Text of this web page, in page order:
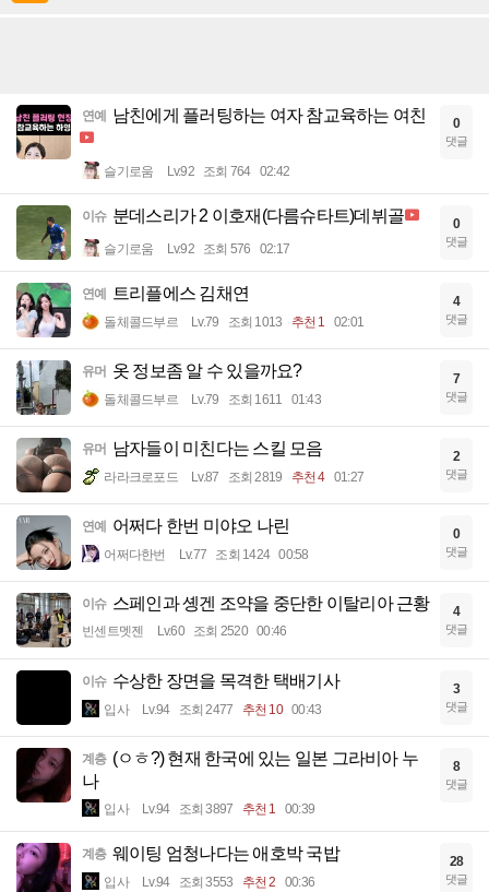
연예 남친에게 플러팅하는 여자 참교육하는 여친
슬기로움 Lv.92 조회 764 02:42
0
댓글
이슈 분데스리가 2 이호재(다름슈타트)데뷔골
슬기로움 Lv.92 조회 576 02:17
0
댓글
연예 트리플에스 김채연
돌체콜드부르 Lv.79 조회 1013 추천 1 02:01
4
댓글
유머 옷 정보좀 알 수 있을까요?
돌체콜드부르 Lv.79 조회 1611 01:43
7
댓글
유머 남자들이 미친다는 스킬 모음
라라크로포드 Lv.87 조회 2819 추천 4 01:27
2
댓글
연예 어쩌다 한번 미야오 나린
어쩌다한번 Lv.77 조회 1424 00:58
0
댓글
이슈 스페인과 솅겐 조약을 중단한 이탈리아 근황
빈센트멧젠 Lv.60 조회 2520 00:46
4
댓글
이슈 수상한 장면을 목격한 택배기사
입사 Lv.94 조회 2477 추천 10 00:43
3
댓글
계층 (ㅇㅎ?) 현재 한국에 있는 일본 그라비아 누
나
입사 Lv.94 조회 3897 추천 1 00:39
8
댓글
계층 웨이팅 엄청나다는 애호박 국밥
입사 Lv.94 조회 3553 추천 2 00:36
28
댓글